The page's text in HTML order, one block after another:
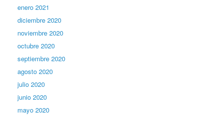
enero 2021
diciembre 2020
noviembre 2020
octubre 2020
septiembre 2020
agosto 2020
julio 2020
junio 2020
mayo 2020